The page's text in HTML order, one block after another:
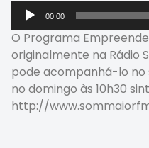
Tocador
de
áudio
00:00
O Programa
originalmente na Rádio
pode acompanhá-lo no
no domingo às 10h30
http://